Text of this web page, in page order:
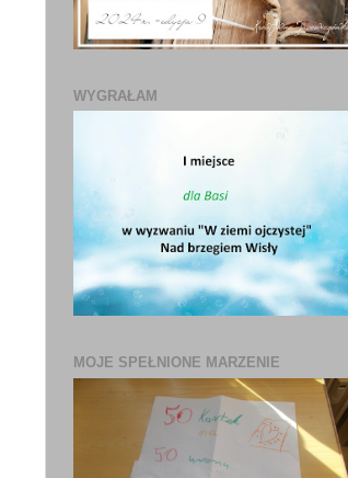
WYGRAŁAM
MOJE SPEŁNIONE MARZENIE